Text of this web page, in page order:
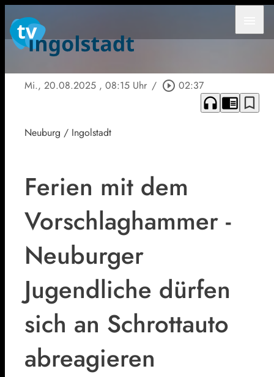
Mi., 20.08.2025 , 08:15 Uhr / play_circle_outline 02:37
headphones chrome_reader_mode bookmark_border
Neuburg / Ingolstadt
Ferien mit dem
Vorschlaghammer -
Neuburger
Jugendliche dürfen
sich an Schrottauto
abreagieren